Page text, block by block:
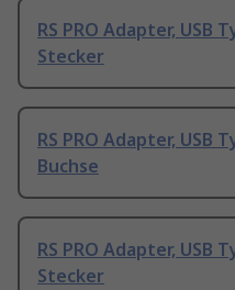
RS PRO Adapter, USB
Stecker
RS PRO Adapter, USB
Buchse
RS PRO Adapter, USB
Stecker